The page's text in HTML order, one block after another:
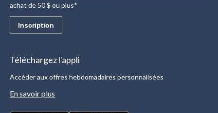
achat de 50 $ ou plus*
Inscription
Téléchargez l'appli
Accéder aux offres hebdomadaires personnalisées
En savoir plus